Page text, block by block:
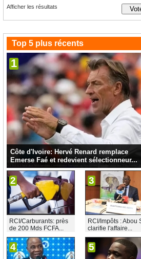
Afficher les résultats
Top 5 plus récents
1
Côte d'Ivoire: Hervé Renard remplace
Emerse Faé et redevient sélectionneur...
2
RCI/Carburants: près
de 200 Mds FCFA...
3
RCI/Impôts : Abou
clarifie l'affaire...
4 5